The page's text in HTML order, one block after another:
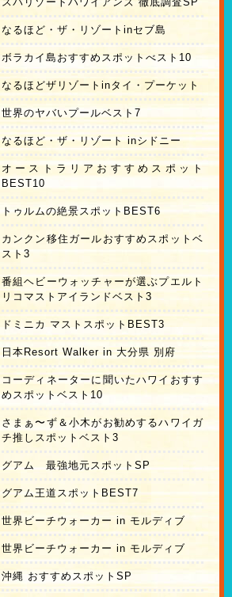
なるほど・ザ・リゾートinセブ島
ボラカイ島おすすめスポットべスト10
なるほどザリゾートinタイ・プーケット
世界のヤバいプールベスト7
なるほど・ザ・リゾート inシドニー
オーストラリアおすすめスポット
BEST10
トゥルムの絶景スポットBEST6
カンクン移住ガールおすすめスポットベ
スト3
番組ヘビーウォッチャーが選ぶプエルト
リコマストアイランドベスト3
ドミニカ マストスポットBEST3
日本Resort Walker in 大分県 別府
コーディネーターに聞いたハワイおすす
めスポットベスト10
さまぁ〜ず＆小木がお勧めするハワイガ
チ推しスポットベスト3
グアム 最強地元スポットSP
グアム王道スポットBEST7
世界ビーチウォーカー in モルディブ
世界ビーチウォーカー in モルディブ
沖縄 おすすめスポットSP